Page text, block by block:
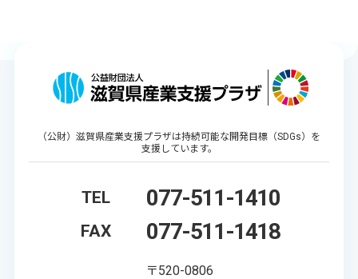
（公財）滋賀県産業支援プラザは持続可能な開発目標（SDGs）を
支援しています。
TEL 077-511-1410
FAX 077-511-1418
〒520-0806